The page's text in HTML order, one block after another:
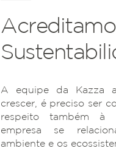
A equipe da Kazza
crescer, é preciso ser
respeito também à
empresa se
ambiente e os